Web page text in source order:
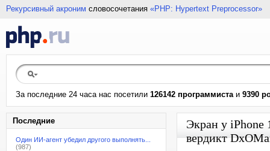
Рекурсивный акроним словосочетания «PHP: Hypertext Preprocessor»
За последние 24 часа нас посетили 126142 программистаи 9390
Последние
Один ИИ-агент убедил другого выполнять...
(987)
Экран у iPhone
вердикт